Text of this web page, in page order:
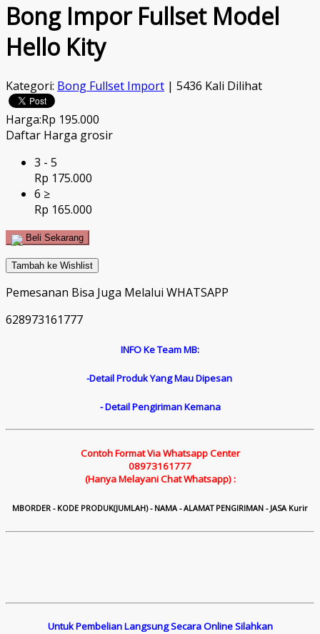
Bong Impor Fullset Model
Hello Kity
Kategori: Bong Fullset Import | 5436 Kali Dilihat
Harga:Rp 195.000
Daftar Harga grosir
3 - 5
Rp 175.000
6 ≥
Rp 165.000
Beli Sekarang
Tambah ke Wishlist
Pemesanan Bisa Juga Melalui WHATSAPP
628973161777
INFO Ke Team MB:
-Detail Produk Yang Mau Dipesan
- Detail Pengiriman Kemana
Contoh Format Via Whatsapp Center
08973161777
(Hanya Melayani Chat Whatsapp) :
MBORDER - KODE PRODUK(JUMLAH) - NAMA - ALAMAT PENGIRIMAN - JASA Kurir
Untuk Pembelian Langsung Secara Online Silahkan